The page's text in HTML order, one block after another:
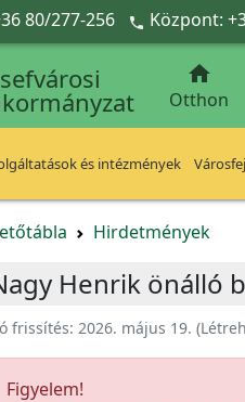
80/277-256  Központ:

Otthon
és intézmények
Hirdetmények
Henrik önálló
frissítés: 2026. május 19.
Figyelem!